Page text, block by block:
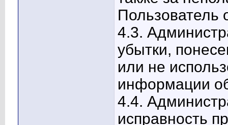
Пользователь
4.3.
убытки,
или не
информации
4.4.
исправность